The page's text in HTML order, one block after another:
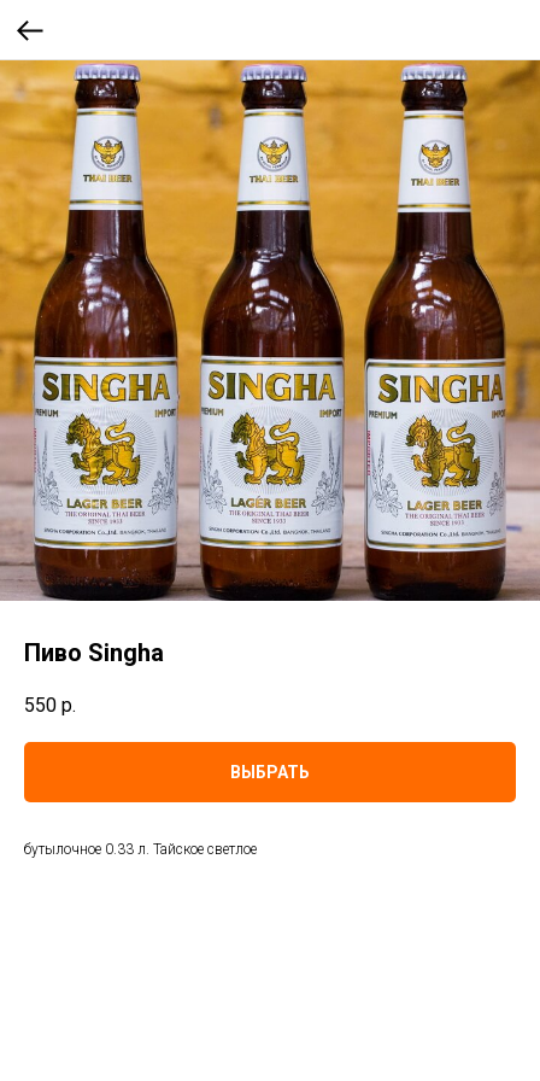
Пиво Singha
550 р.
ВЫБРАТЬ
бутылочное 0.33 л. Тайское светлое